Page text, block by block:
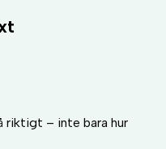
riktigt – inte bara hur